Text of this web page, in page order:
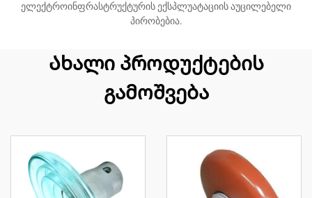
ელექტროინფრასტრუქტურის ექსპლუატაციის აუცილებელი
პირობებია.
Ახალი პროდუქტების
გამოშვება